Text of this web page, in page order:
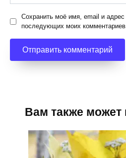
Сохранить моё имя, email и
последующих моих
Вам также может